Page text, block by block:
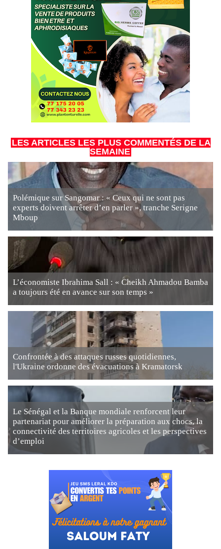
LES ARTICLES LES PLUS COMMENTÉS DE LA
SEMAINE
Polémique sur Sangomar : « Ceux qui ne sont pas
experts doivent arrêter d’en parler », tranche Serigne
Mboup
L’économiste Ibrahima Sall : « Cheikh Ahmadou Bamba
a toujours été en avance sur son temps »
Confrontée à des attaques russes quotidiennes,
l'Ukraine ordonne des évacuations à Kramatorsk
Le Sénégal et la Banque mondiale renforcent leur
partenariat pour améliorer la préparation aux chocs, la
connectivité des territoires agricoles et les perspectives
d’emploi